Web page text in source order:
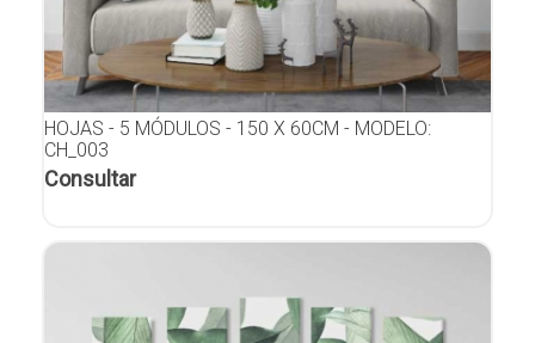
HOJAS - 5 MÓDULOS - 150 X 60CM - MODELO:
CH_003
Consultar